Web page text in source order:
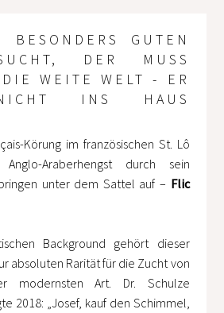
BESONDERS GUTEN
DER MUSS
WEITE WELT - ER
INS HAUS
Körung im französischen St. Lô
Araberhengst durch sein
unter dem Sattel auf – Flic
Background gehört dieser
absoluten Rarität für die Zucht von
modernsten Art. Dr. Schulze
2018: „Josef, kauf den Schimmel,